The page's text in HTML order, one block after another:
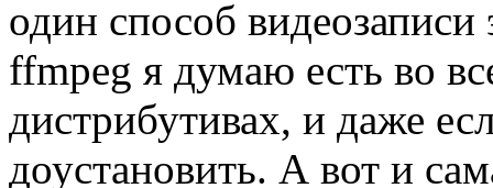
один способ
ffmpeg я думаю есть во
дистрибутивах, и даже
доустановить. А вот и